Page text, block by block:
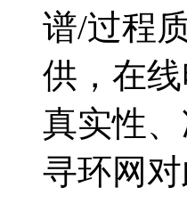
谱/过程
供，在
真实性
寻环网